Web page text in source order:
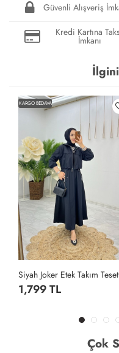
Güvenli Alışveriş
Kredi Kartına
İmkanı
KARGO BEDAVA
1,799 TL
Çok